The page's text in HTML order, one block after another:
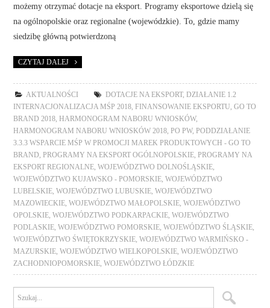
możemy otrzymać dotacje na eksport. Programy eksportowe dzielą się
na ogólnopolskie oraz regionalne (wojewódzkie). To, gdzie mamy
siedzibę główną potwierdzoną
CZYTAJ DALEJ
AKTUALNOŚCI DOTACJE NA EKSPORT,DZIAŁANIE 1.2
INTERNACJONALIZACJA MŚP 2018 ,FINANSOWANIE EKSPORTU ,GO TO
BRAND 2018 ,HARMONOGRAM NABORU WNIOSKÓW,
HARMONOGRAM NABORU WNIOSKÓW 2018 ,PO PW,PODDZIAŁANIE
3.3.3 WSPARCIE MŚP W PROMOCJI MAREK PRODUKTOWYCH - GO TO
BRAND ,PROGRAMY NA EKSPORT OGÓLNOPOLSKIE ,PROGRAMY NA
EKSPORT REGIONALNE ,WOJEWÓDZTWO DOLNOŚLĄSKIE
WOJEWÓDZTWO KUJAWSKO - POMORSKIE ,WOJEWÓDZTWO
LUBELSKIE ,WOJEWÓDZTWO LUBUSKIE ,WOJEWÓDZTWO
MAZOWIECKIE ,WOJEWÓDZTWO MAŁOPOLSKIE ,WOJEWÓDZTWO
OPOLSKIE ,WOJEWÓDZTWO PODKARPACKIE ,WOJEWÓDZTWO
PODLASKIE ,WOJEWÓDZTWO POMORSKIE ,WOJEWÓDZTWO ŚLĄSKIE
WOJEWÓDZTWO ŚWIĘTOKRZYSKIE ,WOJEWÓDZTWO WARMIŃSKO -
MAZURSKIE ,WOJEWÓDZTWO WIELKOPOLSKIE ,WOJEWÓDZTWO
ZACHODNIOPOMORSKIE ,WOJEWÓDZTWO ŁÓDZKIE